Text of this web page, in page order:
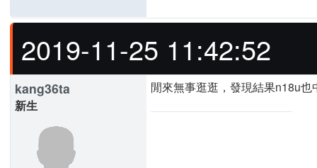
2019-11-25 11:42:52
kang36ta
新生
閒來無事逛逛，發現結果n18u也